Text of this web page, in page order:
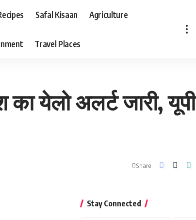
Safal Kisaan Agriculture
Travel Places
येलो अलर्ट जारी, यूपी
Share
Stay Connected